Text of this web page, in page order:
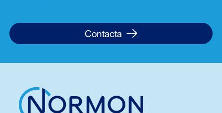
Contacta